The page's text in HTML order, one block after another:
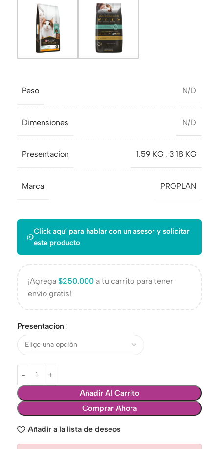
Peso N/D
Dimensiones N/D
Presentacion 1.59 KG , 3.18 KG
Marca PROPLAN
Click aquí para hablar con un asesor y solicitar
este producto
¡Agrega $250.000 a tu carrito para tener
envío gratis!
Presentacion
Añadir Al Carrito
Comprar Ahora
Añadir a la lista de deseos